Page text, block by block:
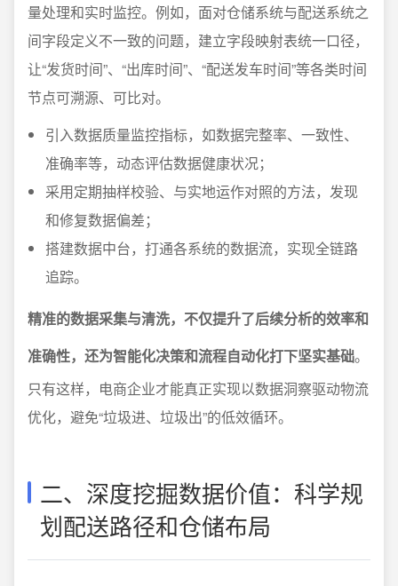
量处理和实时监控。例如，面对仓储系统与配送系统之
间字段定义不一致的问题，建立字段映射表统一口径，
让“发货时间”、“出库时间”、“配送发车时间”等各类时间
节点可溯源、可比对。
引入数据质量监控指标，如数据完整率、一致性、
准确率等，动态评估数据健康状况；
采用定期抽样校验、与实地运作对照的方法，发现
和修复数据偏差；
搭建数据中台，打通各系统的数据流，实现全链路
追踪。
精准的数据采集与清洗，不仅提升了后续分析的效率和
准确性，还为智能化决策和流程自动化打下坚实基础。
只有这样，电商企业才能真正实现以数据洞察驱动物流
优化，避免“垃圾进、垃圾出”的低效循环。
二、深度挖掘数据价值：科学规
划配送路径和仓储布局